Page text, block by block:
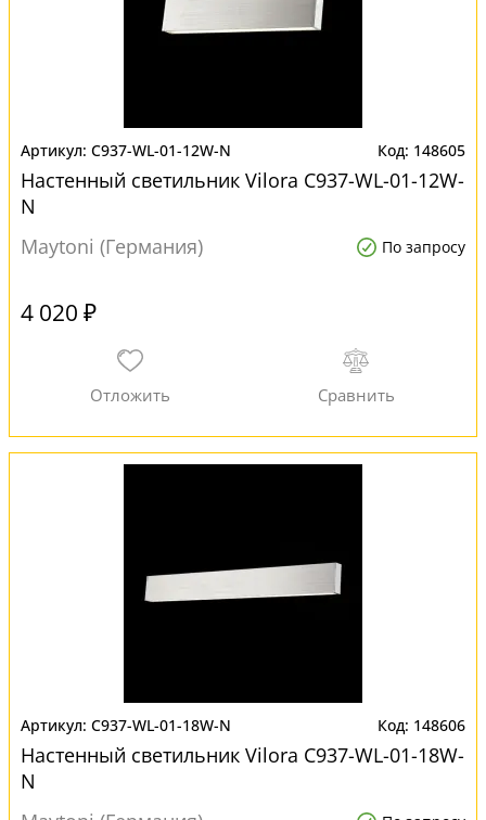
C937-WL-01-12W-N 148605
Настенный светильник Vilora C937-WL-01-12W-
N
Maytoni (Германия)
По запросу
4 020 ₽
C937-WL-01-18W-N 148606
Настенный светильник Vilora C937-WL-01-18W-
N